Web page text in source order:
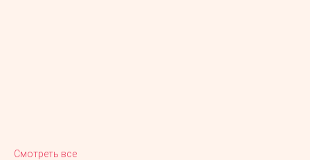
Смотреть все